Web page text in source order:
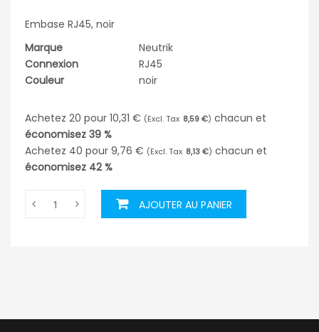
Embase RJ45, noir
Marque
Neutrik
Connexion
RJ45
Couleur
noir
Achetez 20 pour 10,31 € 8,59 € chacun et
économisez 39 %
Achetez 40 pour 9,76 € 8,13 € chacun et
économisez 42%
AJOUTER AU PANIER